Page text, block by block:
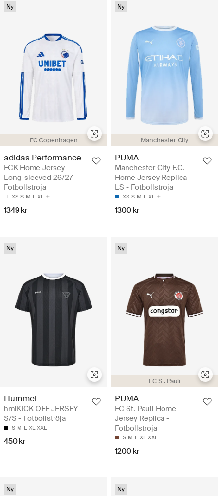
FC Copenhagen
Ny
adidas Performance
FCK Home Jersey
Long-sleeved 26/27 -
Fotbollströja
XS S M L XL
1349 kr
Manchester City
Ny
PUMA
Manchester City F.C.
Home Jersey Replica
LS - Fotbollströja
XS S M L XL
1300 kr
Ny
Hummel
hmlKICK OFF JERSEY
S/S - Fotbollströja
S M L XL XXL
450 kr
FC St. Pauli
Ny
PUMA
FC St. Pauli Home
Jersey Replica -
Fotbollströja
S M L XL XXL
1200 kr
Ny Ny